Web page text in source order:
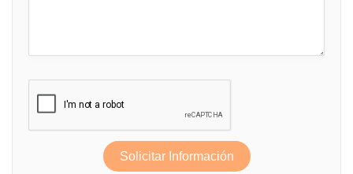
Solicitar Información